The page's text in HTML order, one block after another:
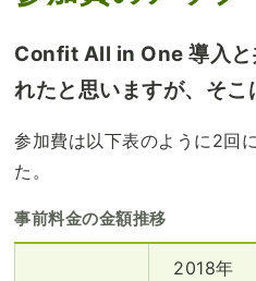
Confit All in One 導入と
れたと思いますが、そこ
参加費は以下表のように2回
た。
事前料金の金額推移
2018年